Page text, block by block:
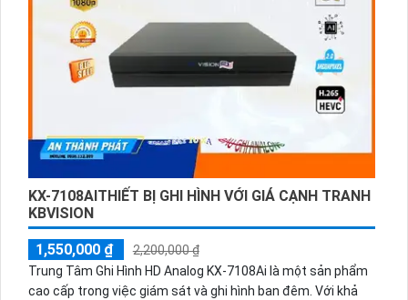
chất lượng, đảm bảo an ninh mọi lúc trong ngày và đêm.
KX-7108AITHIẾT BỊ GHI HÌNH VỚI GIÁ CẠNH TRANH
KBVISION
1,550,000 ₫
2,200,000 ₫
Trung Tâm Ghi Hình HD Analog KX-7108Ai là một sản phẩm
cao cấp trong việc giám sát và ghi hình ban đêm. Với khả